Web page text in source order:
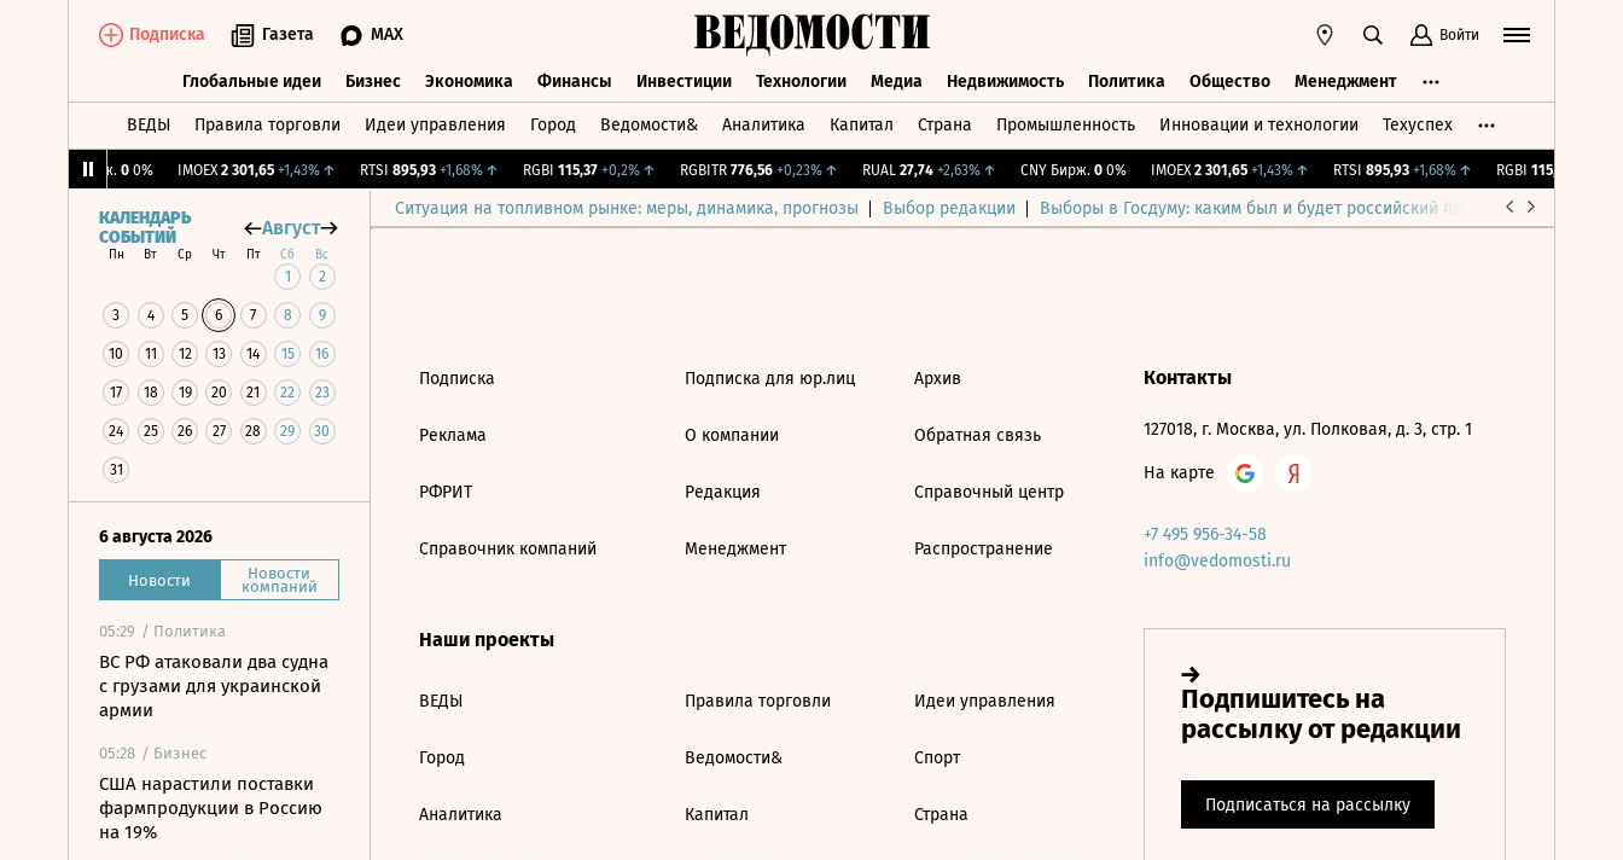
Подписка Газета MAX Войти
Глобальные идеи Бизнес Экономика Финансы Инвестиции Технологии Медиа Недвижимость Политика Общество Менеджмент
ВЕДЫ Правила торговли Идеи управления Город Ведомости& Аналитика Капитал Страна Промышленность Инновации и технологии Техуспех
0 0% IMOEX 2 301,65 +1,43%↑ RTSI 895,93 +1,68%↑ RGBI 115,37 +0,2%↑ RGBITR 776,56 +0,23%↑ RUAL 27,74 +2,63%↑ CNY Бирж. 0 0% IMOEX 2 301,65 +1,43%↑ RTSI 895,93 +1,68%↑ RGBI 115,37
Ситуация на топливном рынке: меры, динамика, прогнозы Выбор редакции Выборы в Госдуму: каким был и будет российский парламент
КАЛЕНДАРЬ
СОБЫТИЙ
Август
Пн Вт Ср Чт Пт Сб Вс
1 2
3 4 5 6 7 8 9
10 11 12 13 14 15 16
17 18 19 20 21 22 23
24 25 26 27 28 29 30
31
6 августа 2026
Новости Новости
компаний
05:29 / Политика
ВС РФ атаковали два судна
с грузами для украинской
армии
05:28 / Бизнес
США нарастили поставки
фармпродукции в Россию
на 19%
Подписка
Реклама
РФРИТ
Справочник компаний
Подписка для юр.лиц
О компании
Редакция
Менеджмент
Архив
Обратная связь
Справочный центр
Распространение
Наши проекты
ВЕДЫ
Город
Аналитика
Правила торговли
Ведомости&
Капитал
Идеи управления
Спорт
Страна
Контакты
127018, г. Москва, ул. Полковая, д. 3, стр. 1
На карте
+7 495 956-34-58
info@vedomosti.ru